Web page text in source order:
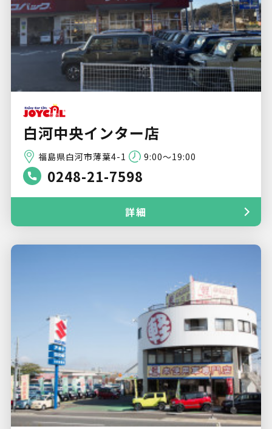
白河中央インター店
福島県白河市薄葉4-1 9:00～19:00
0248-21-7598
詳細